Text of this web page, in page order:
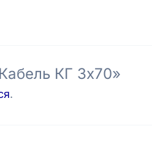
КГ 3х70»
.